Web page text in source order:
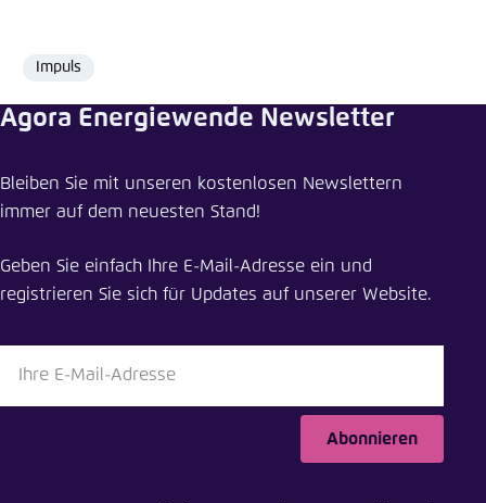
Format
Impuls
100 Milliarden Euro, um wirtschaftliche Erholung
und Klimaschutz zu verbinden
Schliessen
LinkedIn
Bluesky
Agora Energiewende Newsletter
Bleiben Sie mit unseren kostenlosen Newslettern
immer auf dem neuesten Stand!
Geben Sie einfach Ihre E-Mail-Adresse ein und
registrieren Sie sich für Updates auf unserer Website.
Abonnieren